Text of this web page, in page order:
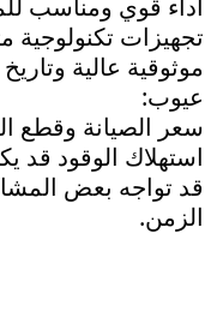
أداء قوي ومناسب
تجهيزات تكنولوجية
موثوقية عالية
عيوب:
سعر الصيانة وقطع
استهلاك الوقود قد
قد تواجه بعض
الزمن.